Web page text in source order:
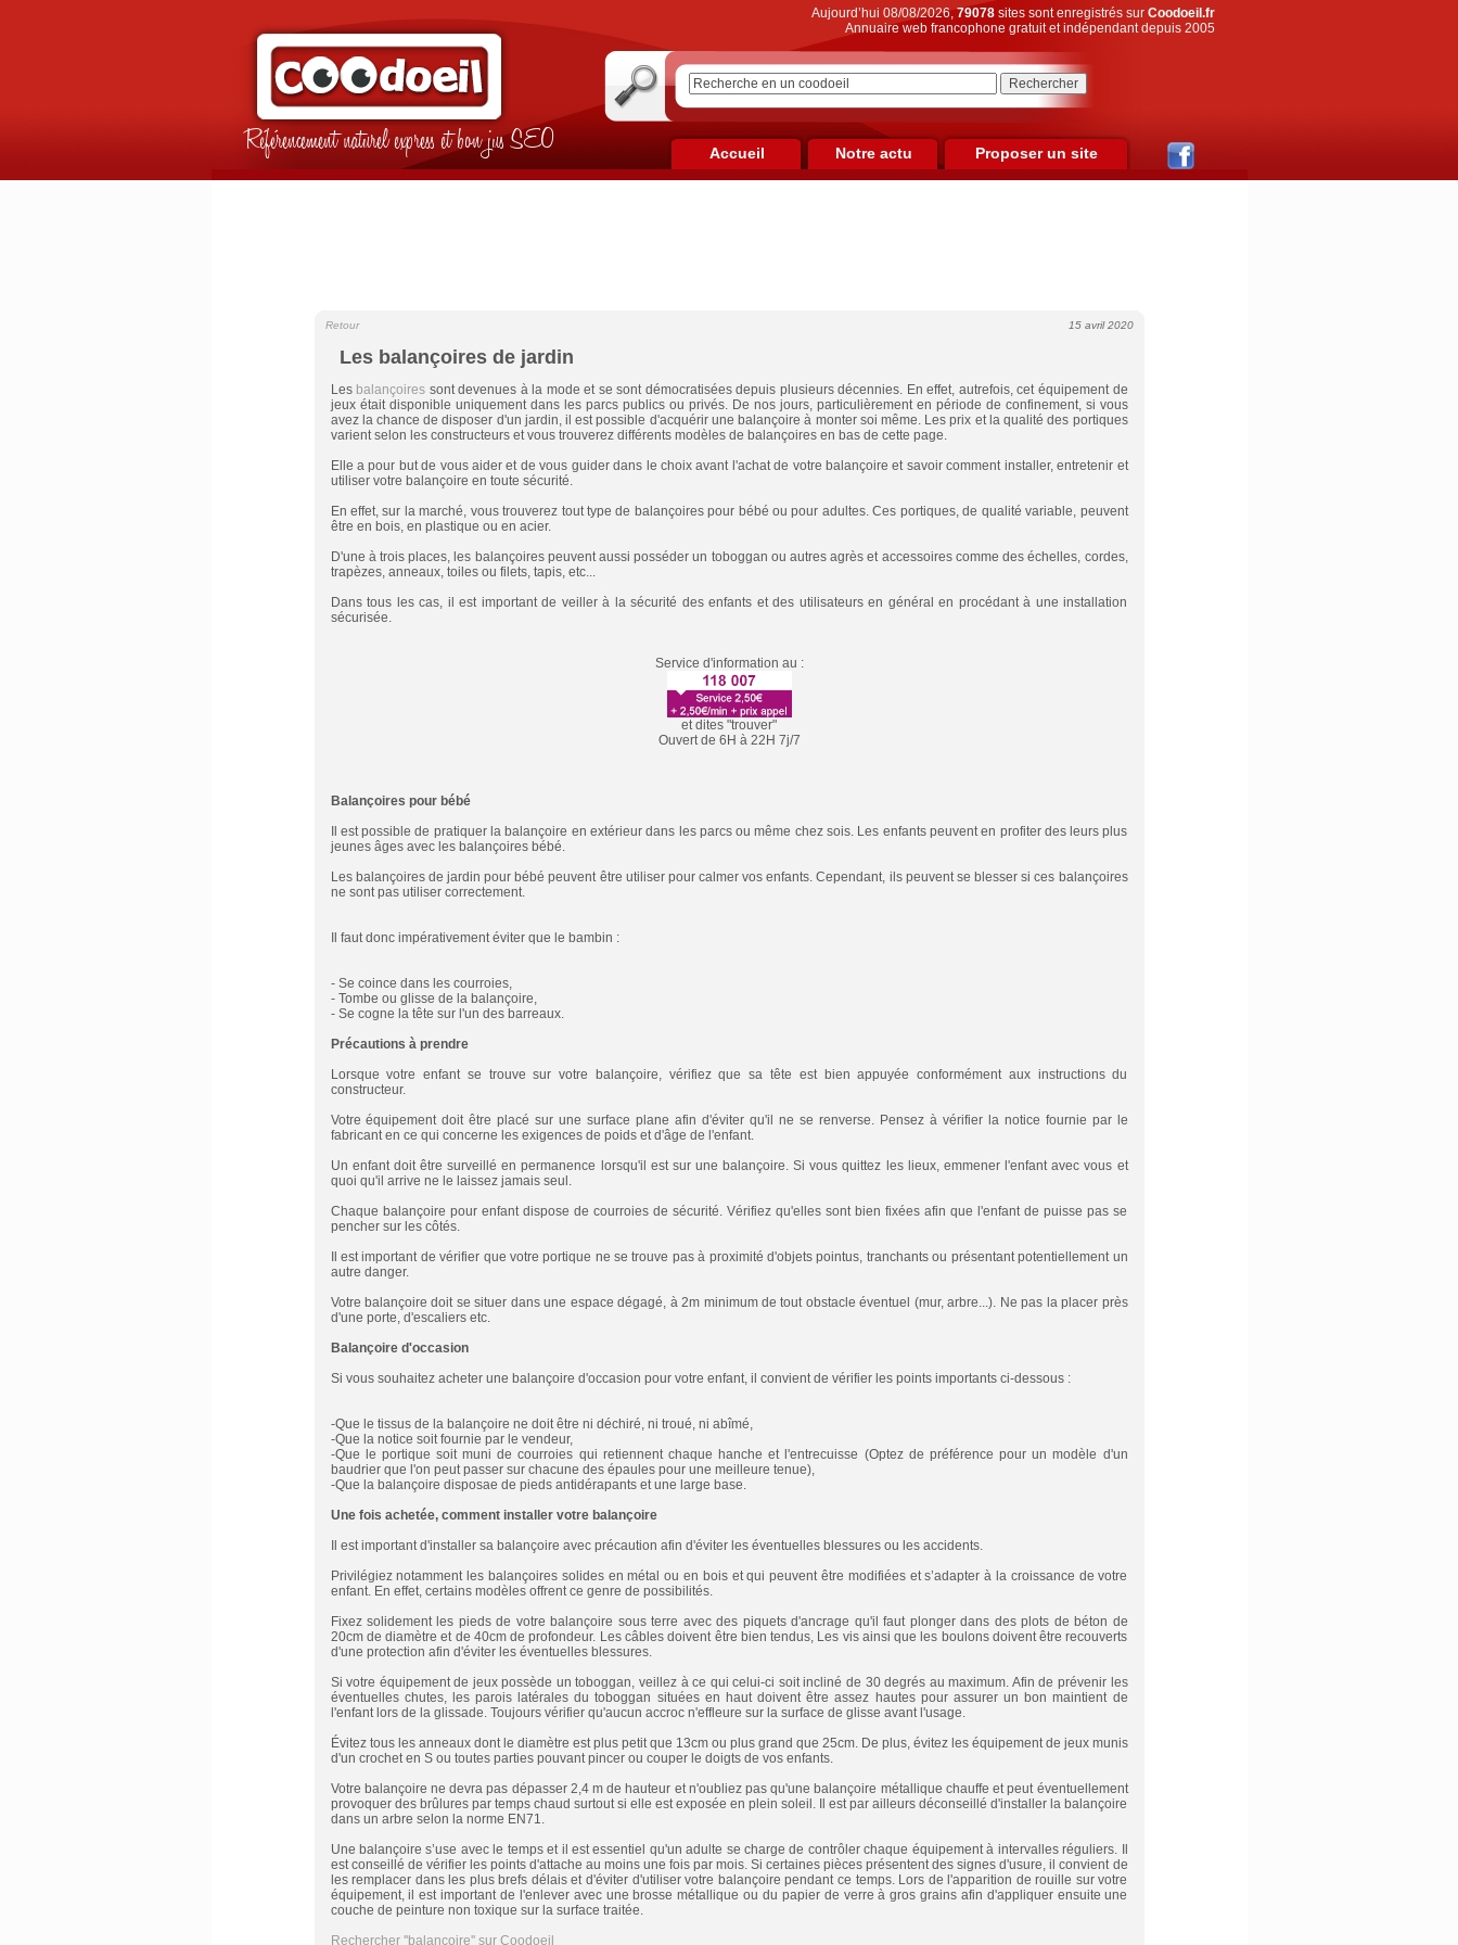
Référencement naturel express et bon jus SEO
Aujourd’hui 08/08/2026,79078sites sont enregistrés sur Coodoeil.fr
Annuaire web francophone gratuit et indépendant depuis 2005
Accueil Notre actu Proposer un site
Les balançoires de jardin
Retour 15 avril 2020
Les balançoires sont devenues à la mode et se sont démocratisées depuis plusieurs décennies. En effet, autrefois, cet équipement de
jeux était disponible uniquement dans les parcs publics ou privés. De nos jours, particulièrement en période de confinement, si vous
avez la chance de disposer d'un jardin, il est possible d'acquérir une balançoire à monter soi même. Les prix et la qualité des portiques
varient selon les constructeurs et vous trouverez différents modèles de balançoires en bas de cette page.
Elle a pour but de vous aider et de vous guider dans le choix avant l'achat de votre balançoire et savoir comment installer, entretenir et
utiliser votre balançoire en toute sécurité.
En effet, sur la marché, vous trouverez tout type de balançoires pour bébé ou pour adultes. Ces portiques, de qualité variable, peuvent
être en bois, en plastique ou en acier.
D'une à trois places, les balançoires peuvent aussi posséder un toboggan ou autres agrès et accessoires comme des échelles, cordes,
trapèzes, anneaux, toiles ou filets, tapis, etc...
Dans tous les cas, il est important de veiller à la sécurité des enfants et des utilisateurs en général en procédant à une installation
sécurisée.
Service d'information au :
et dites "trouver"
Ouvert de 6H à 22H 7j/7
Balançoires pour bébé
Il est possible de pratiquer la balançoire en extérieur dans les parcs ou même chez sois. Les enfants peuvent en profiter des leurs plus
jeunes âges avec les balançoires bébé.
Les balançoires de jardin pour bébé peuvent être utiliser pour calmer vos enfants. Cependant, ils peuvent se blesser si ces balançoires
ne sont pas utiliser correctement.
Il faut donc impérativement éviter que le bambin :
- Se coince dans les courroies,
- Tombe ou glisse de la balançoire,
- Se cogne la tête sur l'un des barreaux.
Précautions à prendre
Lorsque votre enfant se trouve sur votre balançoire, vérifiez que sa tête est bien appuyée conformément aux instructions du
constructeur.
Votre équipement doit être placé sur une surface plane afin d'éviter qu'il ne se renverse. Pensez à vérifier la notice fournie par le
fabricant en ce qui concerne les exigences de poids et d'âge de l'enfant.
Un enfant doit être surveillé en permanence lorsqu'il est sur une balançoire. Si vous quittez les lieux, emmener l'enfant avec vous et
quoi qu'il arrive ne le laissez jamais seul.
Chaque balançoire pour enfant dispose de courroies de sécurité. Vérifiez qu'elles sont bien fixées afin que l'enfant de puisse pas se
pencher sur les côtés.
Il est important de vérifier que votre portique ne se trouve pas à proximité d'objets pointus, tranchants ou présentant potentiellement un
autre danger.
Votre balançoire doit se situer dans une espace dégagé, à 2m minimum de tout obstacle éventuel (mur, arbre...). Ne pas la placer près
d'une porte, d'escaliers etc.
Balançoire d'occasion
Si vous souhaitez acheter une balançoire d'occasion pour votre enfant, il convient de vérifier les points importants ci-dessous :
-Que le tissus de la balançoire ne doit être ni déchiré, ni troué, ni abîmé,
-Que la notice soit fournie par le vendeur,
-Que le portique soit muni de courroies qui retiennent chaque hanche et l'entrecuisse (Optez de préférence pour un modèle d'un
baudrier que l'on peut passer sur chacune des épaules pour une meilleure tenue),
-Que la balançoire disposae de pieds antidérapants et une large base.
Une fois achetée, comment installer votre balançoire
Il est important d'installer sa balançoire avec précaution afin d'éviter les éventuelles blessures ou les accidents.
Privilégiez notamment les balançoires solides en métal ou en bois et qui peuvent être modifiées et s’adapter à la croissance de votre
enfant. En effet, certains modèles offrent ce genre de possibilités.
Fixez solidement les pieds de votre balançoire sous terre avec des piquets d'ancrage qu'il faut plonger dans des plots de béton de
20cm de diamètre et de 40cm de profondeur. Les câbles doivent être bien tendus, Les vis ainsi que les boulons doivent être recouverts
d'une protection afin d'éviter les éventuelles blessures.
Si votre équipement de jeux possède un toboggan, veillez à ce qui celui-ci soit incliné de 30 degrés au maximum. Afin de prévenir les
éventuelles chutes, les parois latérales du toboggan situées en haut doivent être assez hautes pour assurer un bon maintient de
l'enfant lors de la glissade. Toujours vérifier qu'aucun accroc n'effleure sur la surface de glisse avant l'usage.
Évitez tous les anneaux dont le diamètre est plus petit que 13cm ou plus grand que 25cm. De plus, évitez les équipement de jeux munis
d'un crochet en S ou toutes parties pouvant pincer ou couper le doigts de vos enfants.
Votre balançoire ne devra pas dépasser 2,4 m de hauteur et n'oubliez pas qu'une balançoire métallique chauffe et peut éventuellement
provoquer des brûlures par temps chaud surtout si elle est exposée en plein soleil. Il est par ailleurs déconseillé d'installer la balançoire
dans un arbre selon la norme EN71.
Une balançoire s’use avec le temps et il est essentiel qu'un adulte se charge de contrôler chaque équipement à intervalles réguliers. Il
est conseillé de vérifier les points d'attache au moins une fois par mois. Si certaines pièces présentent des signes d'usure, il convient de
les remplacer dans les plus brefs délais et d'éviter d'utiliser votre balançoire pendant ce temps. Lors de l'apparition de rouille sur votre
équipement, il est important de l'enlever avec une brosse métallique ou du papier de verre à gros grains afin d'appliquer ensuite une
couche de peinture non toxique sur la surface traitée.
Rechercher ''balançoire'' sur Coodoeil